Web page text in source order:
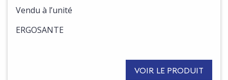
Vendu à l’unité
ERGOSANTE
VOIR LE PRODUIT